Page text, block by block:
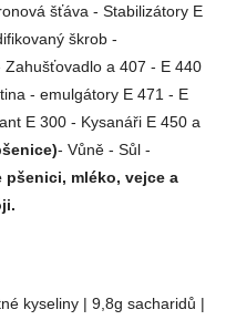
šťáva - Stabilizátory E
škrob -
Zahušťovadlo a 407 - E 440
- emulgátory E 471 - E
E 300 - Kysanáři E 450 a
- Vůně - Sůl -
pšenici, mléko, vejce a
kyseliny | 9,8g sacharidů |